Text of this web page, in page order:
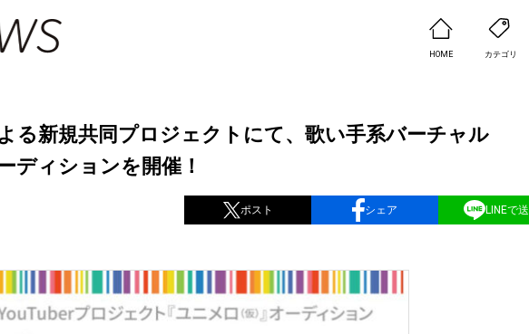
HOME カテゴリ
る新規共同プロジェクトにて、歌い手系バーチャル
ディションを開催！
ポスト シェア LINEで